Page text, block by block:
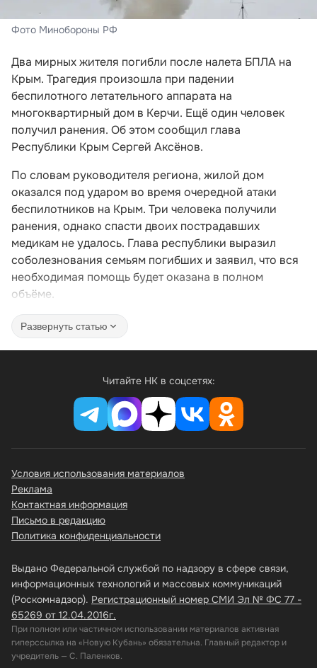
Фото Минобороны РФ
Два мирных жителя погибли после налета БПЛА на
Крым. Трагедия произошла при падении
беспилотного летательного аппарата на
многоквартирный дом в Керчи. Ещё один человек
получил ранения. Об этом сообщил глава
Республики Крым Сергей Аксёнов.
По словам руководителя региона, жилой дом
оказался под ударом во время очередной атаки
беспилотников на Крым. Три человека получили
ранения, однако спасти двоих пострадавших
медикам не удалось. Глава республики выразил
соболезнования семьям погибших и заявил, что вся
необходимая помощь будет оказана в полном
объёме.
Развернуть статью
Читайте НК в соцсетях:
Выдано Федеральной службой по надзору в сфере связи,
информационных технологий и массовых коммуникаций
(Роскомнадзор). Регистрационный номер СМИ Эл № ФС 77 -
65269 от 12.04.2016г.
При полном или частичном использовании материалов активная
гиперссылка на «Новую Кубань» обязательна. Главный редактор и
учредитель — С. Паленков.
Условия использования материалов
Реклама
Контактная информация
Письмо в редакцию
Политика конфиденциальности